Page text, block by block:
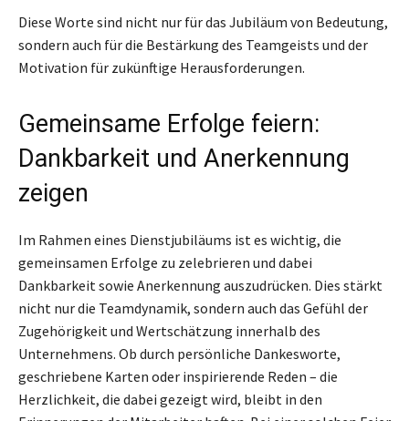
Diese Worte sind nicht nur für das Jubiläum von Bedeutung,
sondern auch für die Bestärkung des Teamgeists und der
Motivation für zukünftige Herausforderungen.
Gemeinsame Erfolge feiern:
Dankbarkeit und Anerkennung
zeigen
Im Rahmen eines Dienstjubiläums ist es wichtig, die
gemeinsamen Erfolge zu zelebrieren und dabei
Dankbarkeit sowie Anerkennung auszudrücken. Dies stärkt
nicht nur die Teamdynamik, sondern auch das Gefühl der
Zugehörigkeit und Wertschätzung innerhalb des
Unternehmens. Ob durch persönliche Dankesworte,
geschriebene Karten oder inspirierende Reden – die
Herzlichkeit, die dabei gezeigt wird, bleibt in den